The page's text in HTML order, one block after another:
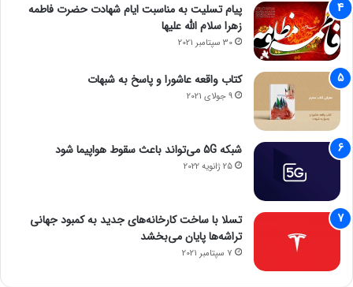
پیام تسلیت به مناسبت ایام شهادت حضرت فاطمه
زهرا سلام الله علیها
30 سپتامبر 2021
کتاب واقعه عاشورا و پاسخ به شبهات
9 جولای 2021
شبکه 5G می‌تواند باعث سقوط هواپیما شود
25 ژانویه 2022
تسلا با ساخت کارخانه‌های جدید به کمبود جهانی
تراشه‌ها پایان می‌بخشد
7 سپتامبر 2021